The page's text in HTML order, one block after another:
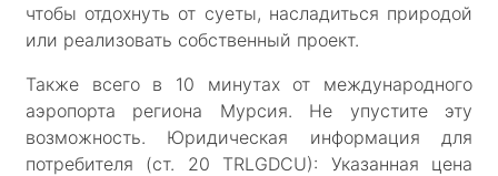
чтобы отдохнуть от суеты, насладиться природой
или реализовать собственный проект.
Также всего в 10 минутах от международного
аэропорта региона Мурсия. Не упустите эту
возможность. Юридическая информация для
потребителя (ст. 20 TRLGDCU): Указанная цена